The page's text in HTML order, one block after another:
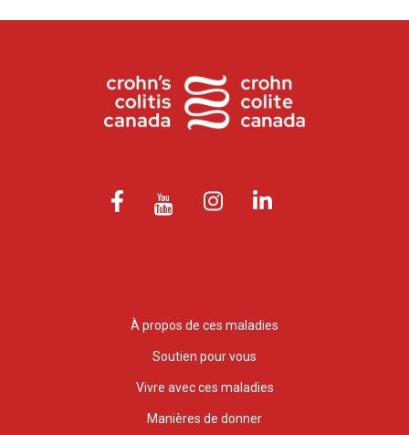
À propos de ces maladies
Soutien pour vous
Vivre avec ces maladies
Manières de donner